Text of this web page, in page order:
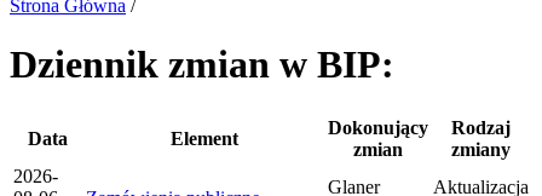
Strona Główna /
Dziennik zmian w BIP:
Data Element
Dokonujący
zmian
Rodzaj
zmiany
2026-
Glaner
Aktualizacja